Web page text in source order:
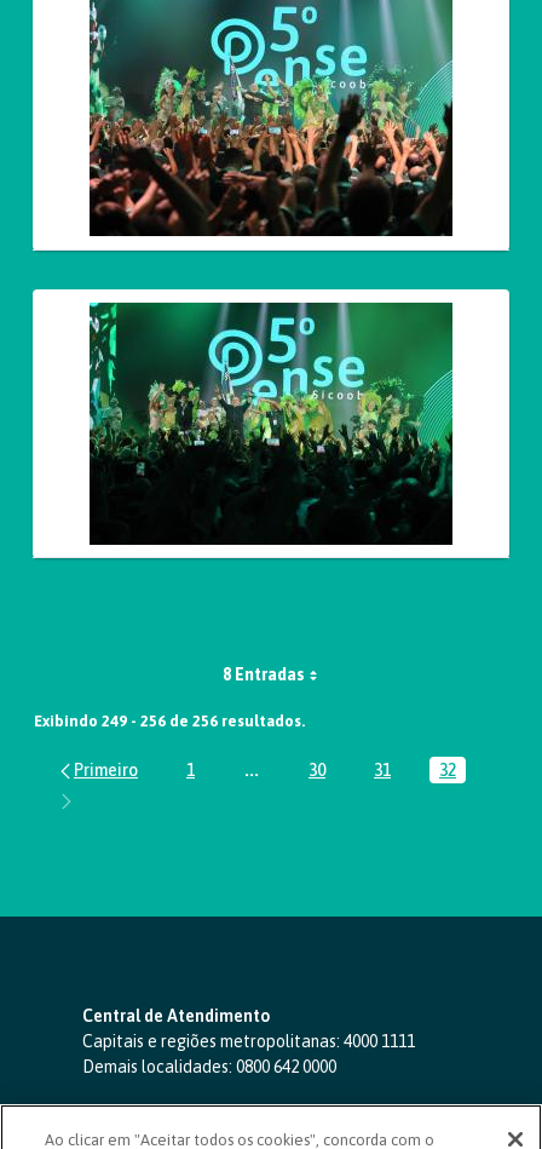
8 Entradas
Exibindo 249 - 256 de 256 resultados.
Página
1 ...Páginas intermediárias Usar ABA
Página
30 Página
31 Página
32
Central de Atendimento
Capitais e regiões metropolitanas: 4000 1111
Demais localidades: 0800 642 0000
SAC 24 horas-0800 724 4420
Ao clicar em "Aceitar todos os cookies", concorda com o